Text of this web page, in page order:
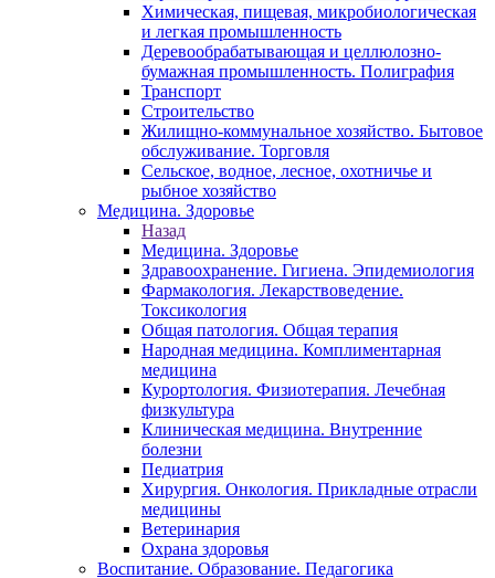
Химическая, пищевая, микробиологическая
и легкая промышленность
Деревообрабатывающая и целлюлозно-
бумажная промышленность. Полиграфия
Транспорт
Строительство
Жилищно-коммунальное хозяйство. Бытовое
обслуживание. Торговля
Сельское, водное, лесное, охотничье и
рыбное хозяйство
Медицина. Здоровье
Назад
Медицина. Здоровье
Здравоохранение. Гигиена. Эпидемиология
Фармакология. Лекарствоведение.
Токсикология
Общая патология. Общая терапия
Народная медицина. Комплиментарная
медицина
Курортология. Физиотерапия. Лечебная
физкультура
Клиническая медицина. Внутренние
болезни
Педиатрия
Хирургия. Онкология. Прикладные отрасли
медицины
Ветеринария
Охрана здоровья
Воспитание. Образование. Педагогика